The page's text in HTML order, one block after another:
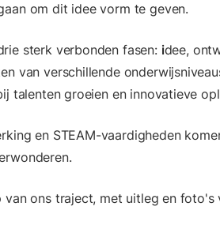
om dit idee vorm te geven.
sterk verbonden fasen: idee,
van verschillende
talenten groeien en innovatieve
en STEAM-vaardigheden
van ons traject, met uitleg en foto's